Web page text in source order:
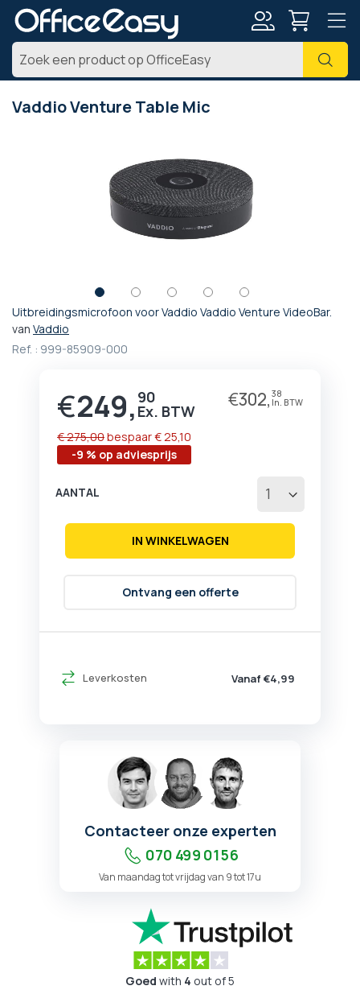
Zoek
Vaddio Venture Table Mic
Uitbreidingsmicrofoon voor Vaddio Vaddio Venture VideoBar.
van Vaddio
Ref. : 999-85909-000
Prijs
€249, 90 €302, 38
-9 % op adviesprijs
€ 275,00bespaar€ 25,10
Leverkosten Vanaf €4,99
AANTAL
IN WINKELWAGEN
Ontvang een offerte
Ga
naar
het
afbeeldingen-
Contacteer onze experten
070 499 01 56
Van maandag tot vrijdag van 9 tot 17u
Goed with 4 out of 5